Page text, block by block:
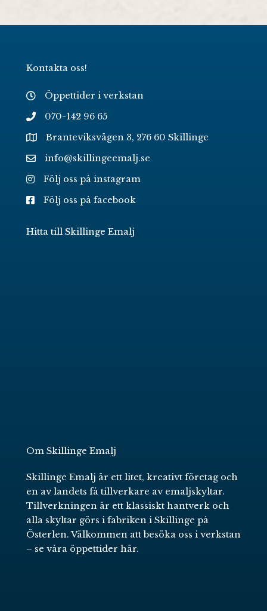
Kontakta oss!
Öppettider i verkstan
070-142 96 65
Branteviksvägen 3, 276 60 Skillinge
info@skillingeemalj.se
Följ oss på instagram
Följ oss på facebook
Hitta till Skillinge Emalj
Om Skillinge Emalj
Skillinge Emalj är ett litet, kreativt företag och
en av landets få tillverkare av emaljskyltar.
Tillverkningen är ett klassiskt hantverk och
alla skyltar görs i fabriken i Skillinge på
Österlen. Välkommen att besöka oss i verkstan
– se våra öppettider här.